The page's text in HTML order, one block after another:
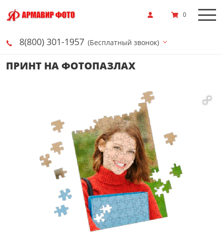
8(800) 301-1957 (Бесплатный звонок)
0
ПРИНТ НА ФОТОПАЗЛАХ